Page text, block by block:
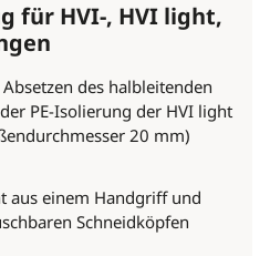
für HVI-, HVI light,
des halbleitenden
PE-Isolierung der HVI light
20 mm)
aus einem Handgriff und
Schneidköpfen